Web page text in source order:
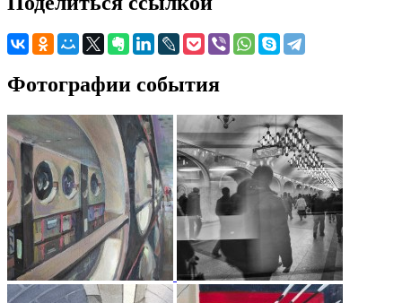
Фотографии события